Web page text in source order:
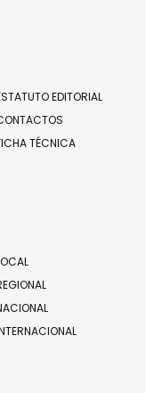
EDITORIAL
TÉCNICA